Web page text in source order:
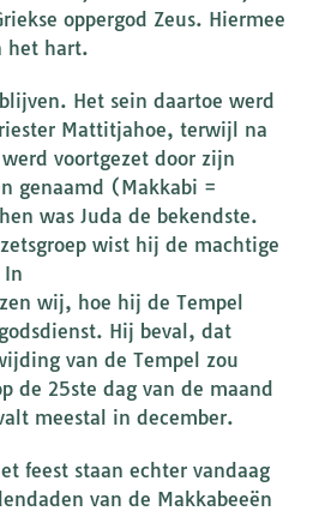
oppergod Zeus. Hiermee
het hart.
Het sein daartoe werd
Mattitjahoe, terwijl na
voortgezet door zijn
genaamd (Makkabi =
was Juda de bekendste.
wist hij de machtige
In
wij, hoe hij de Tempel
Hij beval, dat
van de Tempel zou
de 25ste dag van de maand
meestal in december.
feest staan echter vandaag
van de Makkabeeën